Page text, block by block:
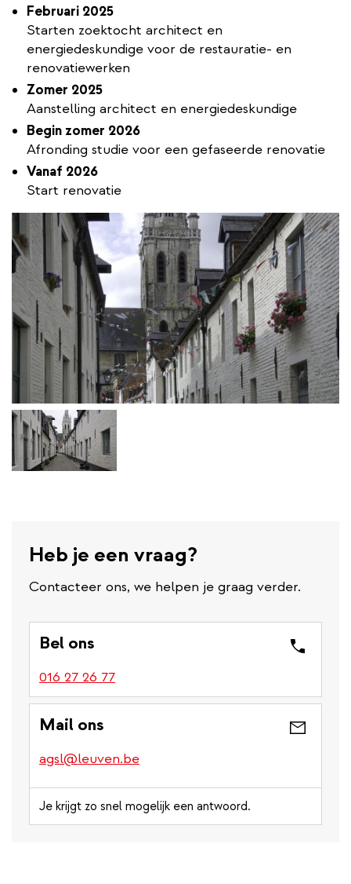
Februari 2025
Starten zoektocht architect en
energiedeskundige voor de restauratie- en
renovatiewerken
Zomer 2025
Aanstelling architect en energiedeskundige
Begin zomer 2026
Afronding studie voor een gefaseerde renovatie
Vanaf 2026
Start renovatie
Heb je een vraag?
Contacteer ons, we helpen je graag verder.
Bel ons
016 27 26 77
Mail ons
agsl@leuven.be
Je krijgt zo snel mogelijk een antwoord.